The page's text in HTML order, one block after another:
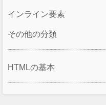
インライン要素
その他の分類
HTMLの基本